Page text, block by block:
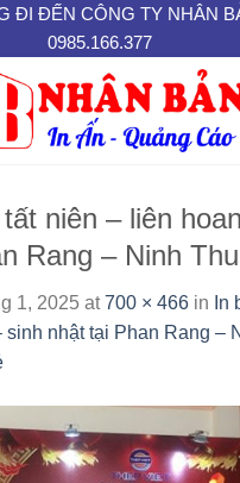
ĐI ĐẾN CÔNG TY NHÂN
0985.166.377
niên – liên
Rang – Ninh
1, 2025 at700 × 466 in In
nhật tại Phan Rang –